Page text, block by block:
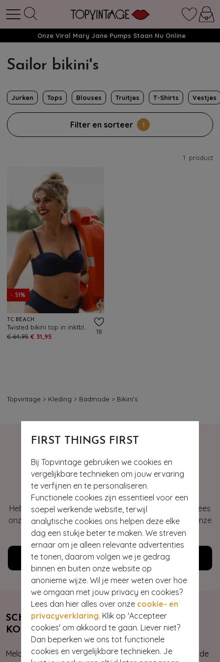
FIRST THINGS FIRST
Bij Topvintage gebruiken we cookies en
vergelijkbare technieken om jouw ervaring
te verfijnen en te personaliseren.
Functionele cookies zijn essentieel voor een
soepel werkende website, terwijl
analytische cookies ons helpen deze elke
dag een stukje beter te maken. We streven
ernaar om je alleen relevante advertenties
te tonen, daarom volgen we je gedrag
binnen en buiten onze website op
anonieme wijze. Wil je meer weten over hoe
we omgaan met jouw privacy en cookies?
Lees dan hier alles over onze cookie- en
privacyverklaring. Klik op 'Accepteer
cookies' om akkoord te gaan. Liever niet?
Dan beperken we ons tot functionele
cookies en vergelijkbare technieken. Je
Onze Viral Mary Jane Pumps Staan Nu Online
Sailor bikini's
Jurken Tops Blouses Truitjes T-Shirts Vestjes
Filter en sorteer 1
1 product
- 51%
TC BEACH
€ 64,95 € 31,95
18
Topvintage > Kleding > Badmode > Bikini's
Hey gorgeous
Heb je vragen of heb je hulp nodig bij je bestelling? Lees
onze veelgestelde vragen of neem contact op met onze
klantenservice. Wij helpen je graag!
Klantenservice
SCHRIJF JE NU IN & ONTVANG 10%
KORTING
Meld je aan voor onze nieuwsbrief. Zo ben je altijd op de